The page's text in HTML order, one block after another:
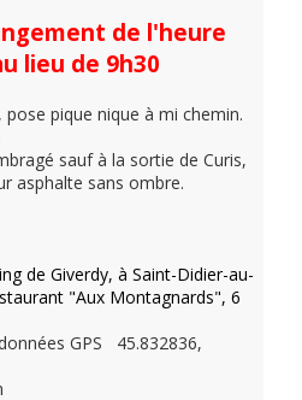
de l'heure
lieu de 9h30
pique nique à mi chemin.
sauf à la sortie de Curis,
asphalte sans ombre.
de Giverdy, à Saint-Didier-au-
"Aux Montagnards", 6
GPS 45.832836,